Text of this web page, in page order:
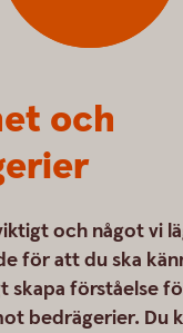
och
och något vi
för att du ska
skapa förståelse
bedrägerier. Du